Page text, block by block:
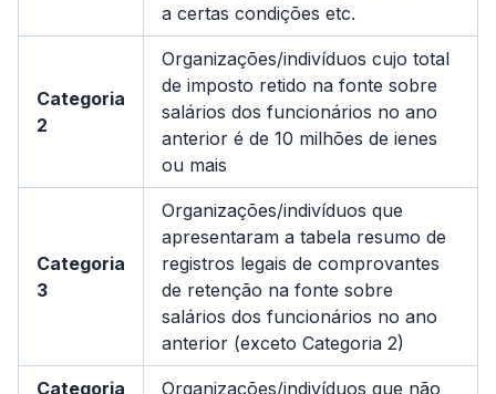
a certas condições etc.
Categoria
2
Organizações/indivíduos cujo total
de imposto retido na fonte sobre
salários dos funcionários no ano
anterior é de 10 milhões de ienes
ou mais
Categoria
3
Organizações/indivíduos que
apresentaram a tabela resumo de
registros legais de comprovantes
de retenção na fonte sobre
salários dos funcionários no ano
anterior (exceto Categoria 2)
Categoria Organizações/indivíduos que não